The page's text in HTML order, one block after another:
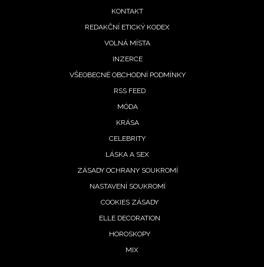
KONTAKT
REDAKČNÍ ETICKÝ KODEX
VOLNÁ MÍSTA
INZERCE
VŠEOBECNÉ OBCHODNÍ PODMÍNKY
RSS FEED
MÓDA
KRÁSA
CELEBRITY
LÁSKA A SEX
ZÁSADY OCHRANY SOUKROMÍ
NASTAVENÍ SOUKROMÍ
COOKIES ZÁSADY
ELLE DECORATION
HOROSKOPY
MIX